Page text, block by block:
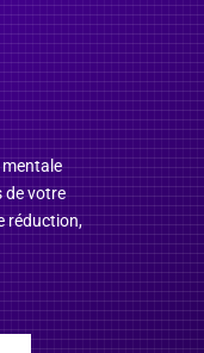
de votre
réduction,